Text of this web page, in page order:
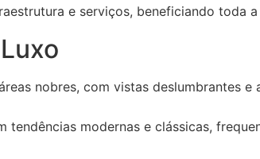
e serviços, beneficiando toda
nobres, com vistas deslumbrantes e
tendências modernas e clássicas,